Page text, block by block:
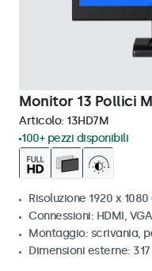
Monitor 13 Pollici
Articolo: 13HD7M
100+ pezzi disponibili
Risoluzione 1920 x 1080
Connessioni: HDMI,
Montaggio: scrivania,
Dimensioni esterne: